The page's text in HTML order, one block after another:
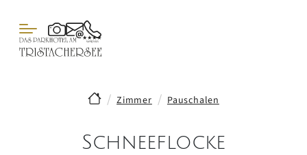
Zimmer Pauschalen
Schneeflocke